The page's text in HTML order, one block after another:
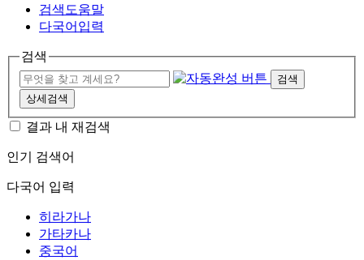
검색도움말
다국어입력
검색
검색
상세검색
결과 내 재검색
인기 검색어
다국어 입력
히라가나
가타카나
중국어